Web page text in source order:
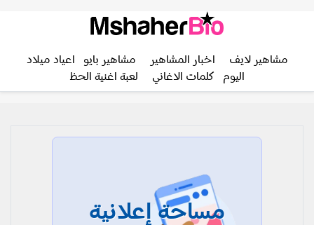
مشاهير لايف اخبار المشاهير مشاهير بايو
اعياد ميلاد
اليوم
كلمات الاغاني لعبة اغنية الحظ
مساحة إعلانية